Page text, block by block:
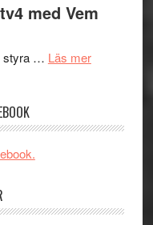
Artipelag
samtal
teater
The
´s
och
Jackie
med Vem
styra … Läs merom
synas
Vem